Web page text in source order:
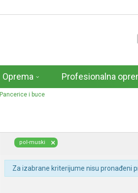
Oprema Profesionalna
Pancerice i buce
pol-muski
Za izabrane kriterijume nisu pronađeni